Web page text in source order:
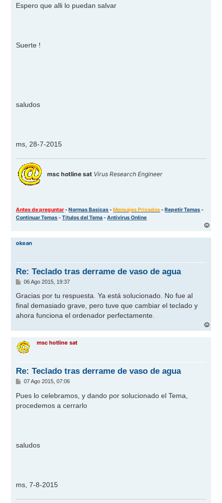
Espero que alli lo puedan salvar
Suerte !
saludos
ms, 28-7-2015
msc hotline sat Virus Research Engineer
Antes de preguntar-Normas Basicas-Mensajes Privados-Repetir Temas-
Continuar Temas-Titulos del Tema-Antivirus Online
r
okean
Re: Teclado tras derrame de vaso de agua
M
n
a
j
e
06 Ago 2015, 19:37
Gracias por tu respuesta. Ya está solucionado. No fue al
final demasiado grave, pero tuve que cambiar el teclado y
ahora funciona el ordenador perfectamente.
r
msc hotline sat
Re: Teclado tras derrame de vaso de agua
M
n
s
a
07 Ago 2015, 07:06
Pues lo celebramos, y dando por solucionado el Tema,
procedemos a cerrarlo
saludos
ms, 7-8-2015